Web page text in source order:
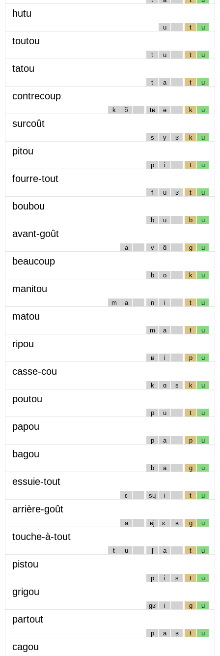
hutu
u t u
toutou
t u t u
tatou
t a t u
contrecoup
k ɔ̃ tʁ ə k u
surcoût
s y ʁ k u
pitou
p i t u
fourre-tout
f u ʁ t u
boubou
b u b u
avant-goût
a v ɑ̃ g u
beaucoup
b o k u
manitou
m a n i t u
matou
m a t u
ripou
ʁ i p u
casse-cou
k ɑ s k u
poutou
p u t u
papou
p a p u
bagou
b a g u
essuie-tout
ɛ sɥ i t u
arrière-goût
a ʁj ɛː ʁ g u
touche-à-tout
t u ʃ a t u
pistou
p i s t u
grigou
gʁ i g u
partout
p a ʁ t u
cagou